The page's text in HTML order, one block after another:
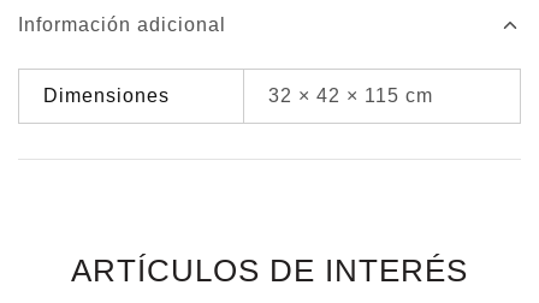
Información adicional
Dimensiones 32 × 42 × 115 cm
ARTÍCULOS DE INTERÉS